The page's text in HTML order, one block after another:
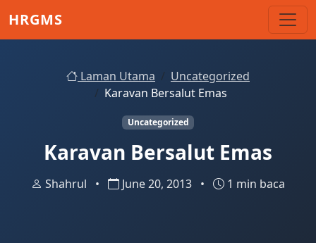
HRGMS
Laman Utama
Uncategorized
Karavan Bersalut Emas
Uncategorized
Karavan Bersalut Emas
Shahrul • June 20, 2013 • 1 min baca